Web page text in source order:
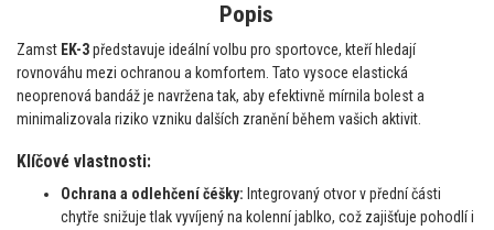
Popis
Zamst EK-3představuje ideální volbu pro sportovce, kteří hledají
rovnováhu mezi ochranou a komfortem. Tato vysoce elastická
neoprenová bandáž je navržena tak, aby efektivně mírnila bolest a
minimalizovala riziko vzniku dalších zranění během vašich aktivit.
Klíčové vlastnosti:
Ochrana a odlehčení čéšky: Integrovaný otvor v přední části
chytře snižuje tlak vyvíjený na kolenní jablko, což zajišťuje pohodlí i